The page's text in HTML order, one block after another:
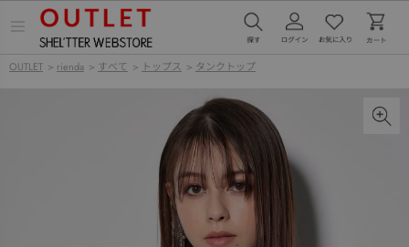
ー
OUTLET > rienda > すべて > トップス > タンクトップ